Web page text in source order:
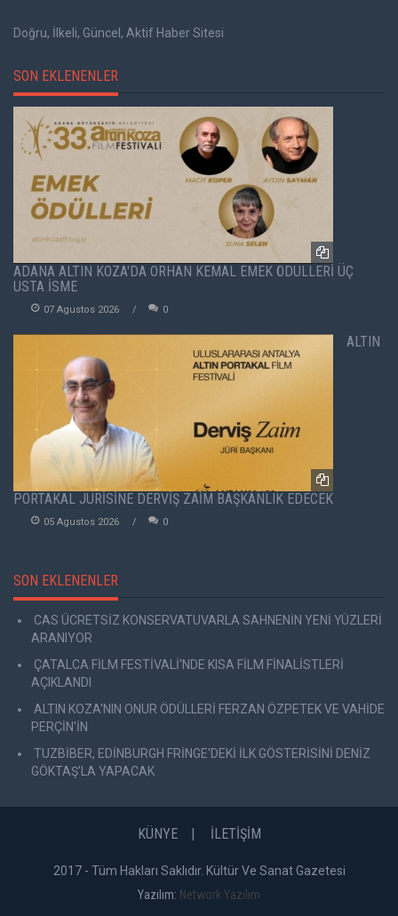
Doğru, İlkeli, Güncel, Aktif Haber Sitesi
SON EKLENENLER
ADANA ALTIN KOZA'DA ORHAN KEMAL EMEK ÖDÜLLERİ ÜÇ
USTA İSME
07 Agustos 2026 0
ALTIN
PORTAKAL JÜRİSİNE DERVİŞ ZAİM BAŞKANLIK EDECEK
05 Agustos 2026 0
SON EKLENENLER
CAS ÜCRETSİZ KONSERVATUVARLA SAHNENİN YENİ YÜZLERİ
ARANIYOR
ÇATALCA FİLM FESTİVALİ'NDE KISA FİLM FİNALİSTLERİ
AÇIKLANDI
ALTIN KOZA'NIN ONUR ÖDÜLLERİ FERZAN ÖZPETEK VE VAHİDE
PERÇİN'İN
TUZBİBER, EDİNBURGH FRİNGE'DEKİ İLK GÖSTERİSİNİ DENİZ
GÖKTAŞ'LA YAPACAK
KÜNYE İLETİŞİM
2017 - Tüm Hakları Saklıdır. Kültür Ve Sanat Gazetesi
Yazılım: Network Yazılım